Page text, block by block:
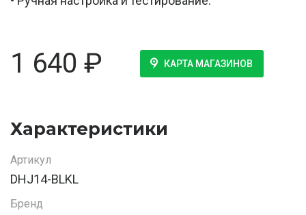
1 640 ₽ КАРТА МАГАЗИНОВ
Характеристики
Артикул
DHJ14-BLKL
Бренд